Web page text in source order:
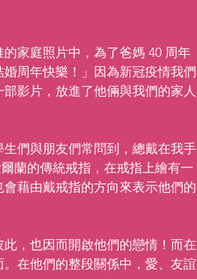
家庭照片中，為了爸媽 40 周年
周年快樂！」因為新冠疫情我們
影片，放進了他倆與我們的家人
們與朋友們常問到，總戴在我手
蘭的傳統戒指，在戒指上繪有一
藉由戴戒指的方向來表示他們的
，也因而開啟他們的戀情！而在
在他們的整段關係中，愛、友誼